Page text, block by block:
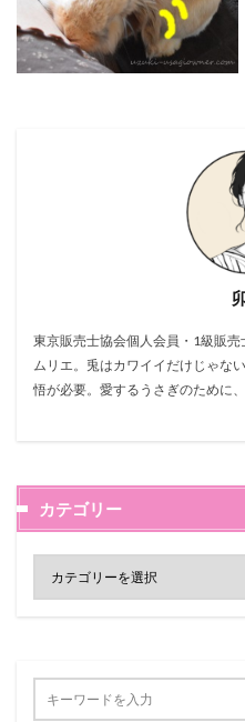
東京販売士協会個人会員・1級販
ムリエ。兎はカワイイだけじゃな
悟が必要。愛するうさぎのために
カテゴリー